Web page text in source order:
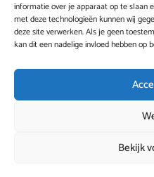
informatie over je apparaat op te slaan
met deze technologieën kunnen wij
deze site verwerken. Als je geen
kan dit een nadelige invloed hebben op
Bekijk
Vakantiehuis in Griekenland